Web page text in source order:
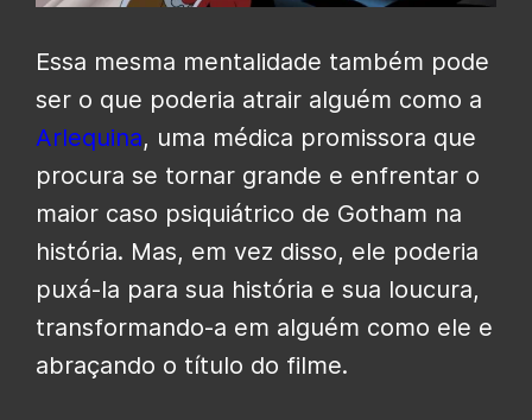
Essa mesma mentalidade também pode
ser o que poderia atrair alguém como a
Arlequina, uma médica promissora que
procura se tornar grande e enfrentar o
maior caso psiquiátrico de Gotham na
história. Mas, em vez disso, ele poderia
puxá-la para sua história e sua loucura,
transformando-a em alguém como ele e
abraçando o título do filme.